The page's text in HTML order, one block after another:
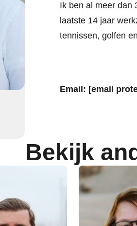
Ik ben al meer dan
laatste 14 jaar
tennissen, golfen
Email: [email
Bekijk